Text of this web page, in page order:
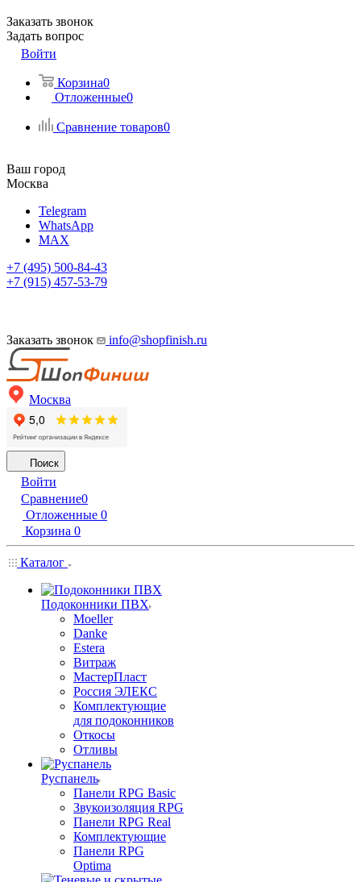
Заказать звонок
Задать вопрос
Войти
Корзина0
Отложенные0
Сравнение товаров0
Ваш город
Москва
Telegram
WhatsApp
MAX
+7 (495) 500-84-43
+7 (915) 457-53-79
Заказать звонок info@shopfinish.ru
Москва
Поиск
Войти
Сравнение0
Отложенные 0
Корзина 0
Каталог
Подоконники ПВХ
Moeller
Danke
Estera
Витраж
МастерПласт
Россия ЭЛЕКС
Комплектующие
для подоконников
Откосы
Отливы
Руспанель
Панели RPG Basic
Звукоизоляция RPG
Панели RPG Real
Комплектующие
Панели RPG
Optima